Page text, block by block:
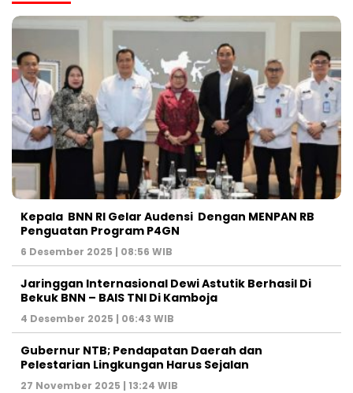
Kepala BNN RI Gelar Audensi Dengan MENPAN RB
Penguatan Program P4GN
6 Desember 2025 | 08:56 WIB
Jaringgan Internasional Dewi Astutik Berhasil Di
Bekuk BNN – BAIS TNI Di Kamboja
4 Desember 2025 | 06:43 WIB
Gubernur NTB; Pendapatan Daerah dan
Pelestarian Lingkungan Harus Sejalan
27 November 2025 | 13:24 WIB